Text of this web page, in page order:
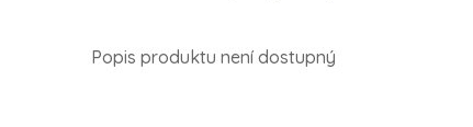
Popis produktu není dostupný